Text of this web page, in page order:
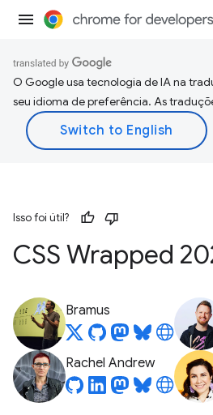
O Google usa tecnologia de IA na
seu idioma de preferência. As
Isso foi útil?
CSS Wrapped
Bramus
Rachel Andrew